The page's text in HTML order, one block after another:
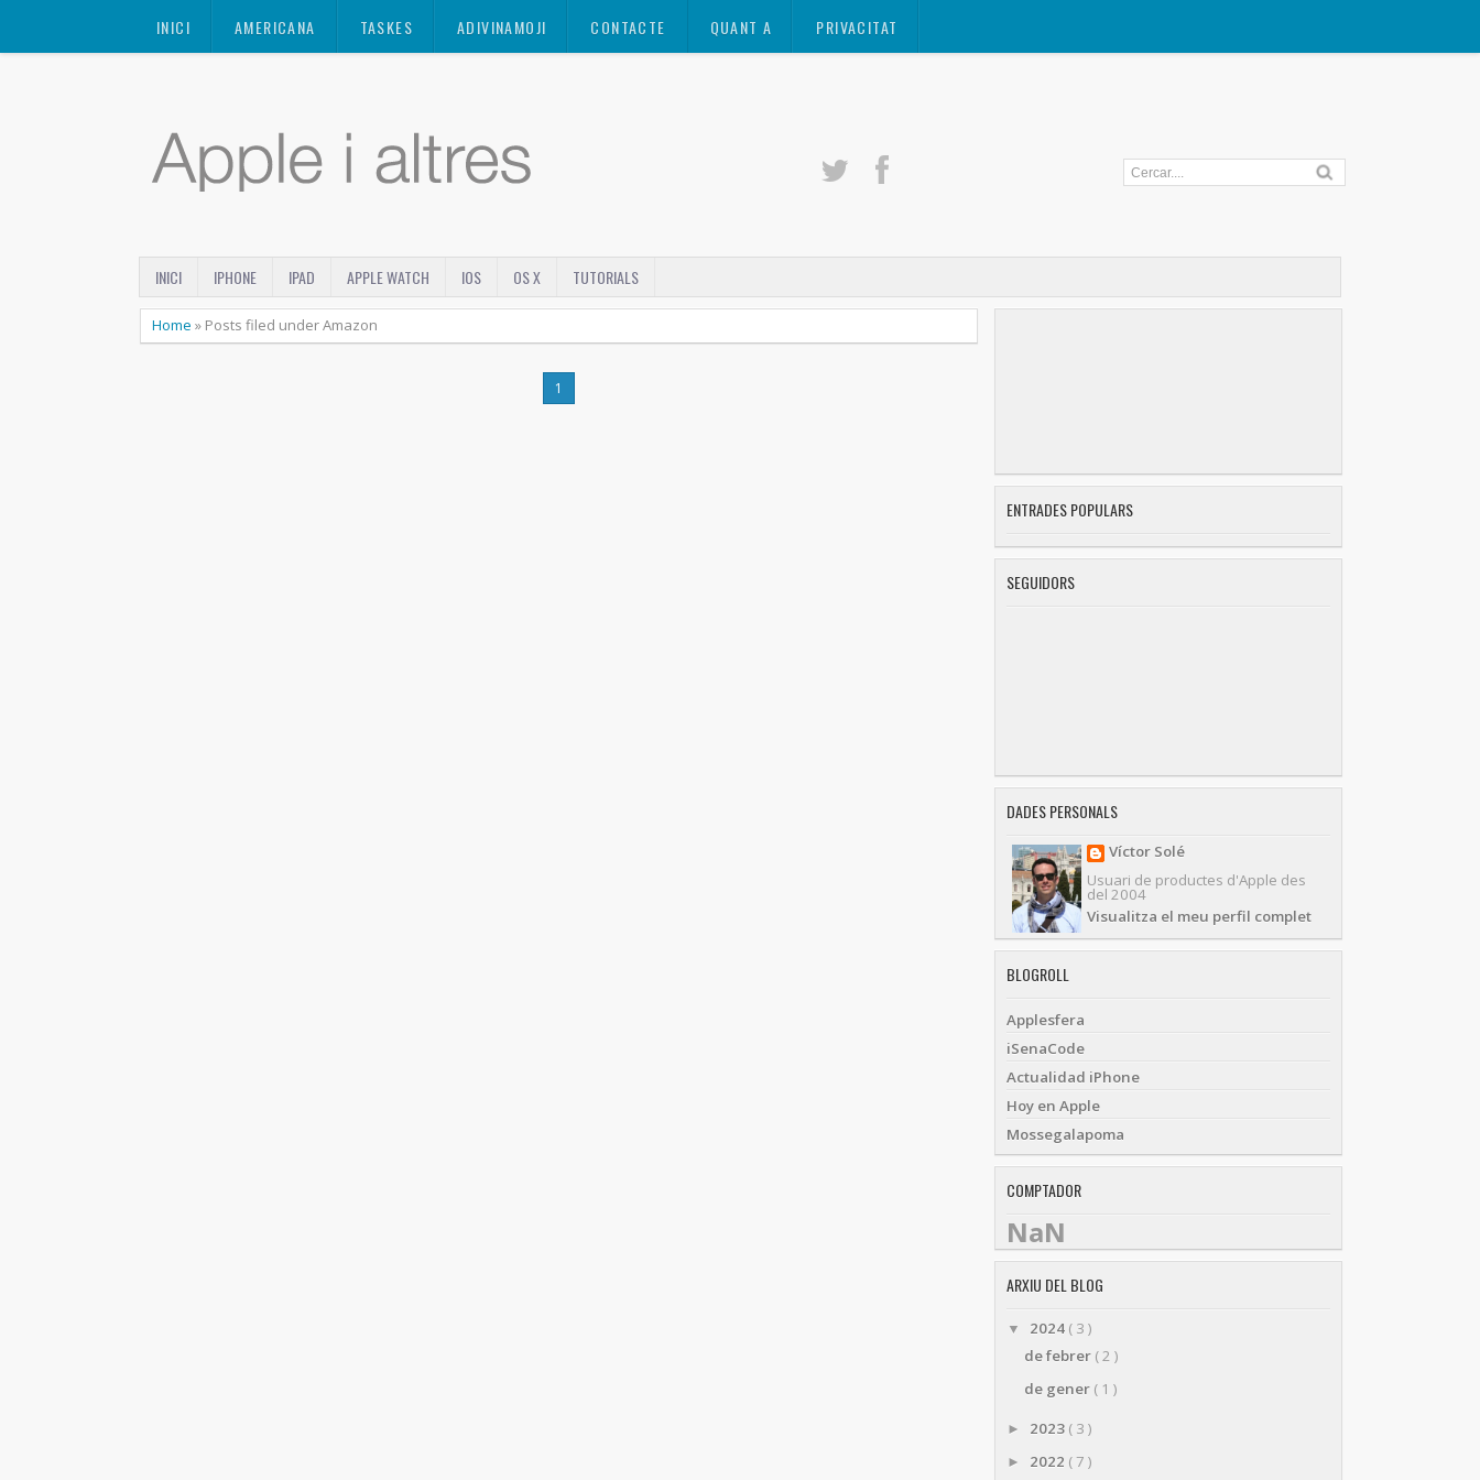
INICI AMERICANA TASKES ADIVINAMOJI CONTACTE QUANT A PRIVACITAT
INICI IPHONE IPAD APPLE WATCH IOS OS X TUTORIALS
Home » Posts filed under Amazon
1
ENTRADES POPULARS
SEGUIDORS
DADES PERSONALS
Víctor Solé
Usuari de productes d'Apple des
del 2004
Visualitza el meu perfil complet
BLOGROLL
Applesfera
iSenaCode
Actualidad iPhone
Hoy en Apple
Mossegalapoma
COMPTADOR
NaN
ARXIU DEL BLOG
▼ 2024 ( 3 )
de febrer ( 2 )
de gener ( 1 )
► 2023 ( 3 )
► 2022 ( 7 )